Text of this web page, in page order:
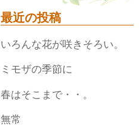
最近の投稿
いろんな花が咲きそろい。
ミモザの季節に
春はそこまで・・。
無常